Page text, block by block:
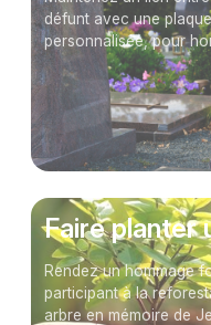
défunt avec une
personnalisée, pour
Faire planter
Rendez un hommage
participant à la
arbre en mémoire de